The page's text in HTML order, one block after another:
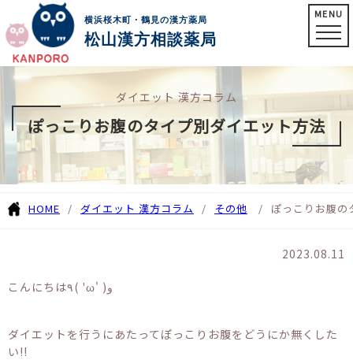
横浜桜木町・鶴見の漢方薬局
松山漢方相談薬局
MENU
ダイエット 漢方コラム
ぽっこりお腹のタイプ別ダイエット方法
HOME ダイエット 漢方コラム その他 ぽっこりお腹の
2023.08.11
こんにちは٩( 'ω' )و
ダイエットを行うにあたってぽっこりお腹をどうにか無くした
い!!